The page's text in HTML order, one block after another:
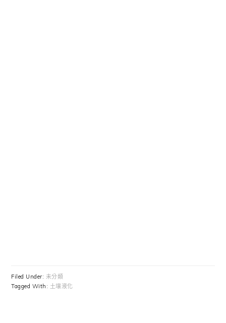
Filed Under: 未分類
Tagged With: 土壤液化